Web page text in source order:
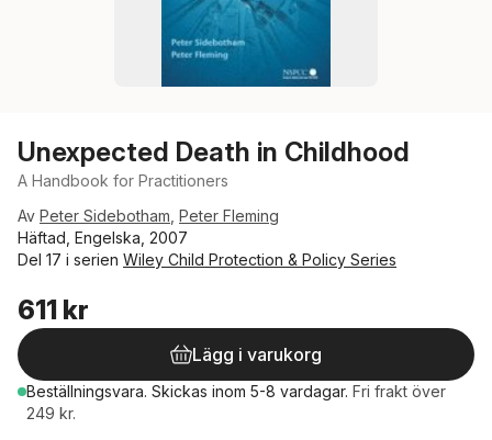
Unexpected Death in Childhood
A Handbook for Practitioners
Av Peter Sidebotham Peter Fleming
Häftad, Engelska, 2007
Del 17 i serien Wiley Child Protection & Policy Series
611 kr
Lägg i varukorg
Beställningsvara. Skickas inom 5-8 vardagar. Fri frakt över
249 kr.